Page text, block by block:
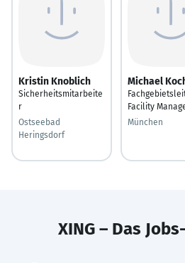
Kristin Knoblich
Sicherheitsmitarbeite
r
Ostseebad
Heringsdorf
Michael
Facility
München
XING – Das